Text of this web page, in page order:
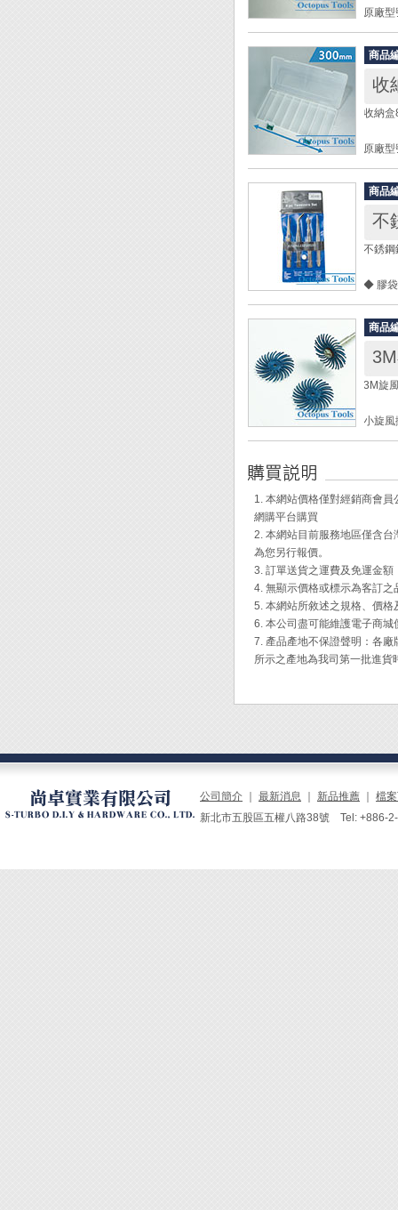
原廠
長 x
材質：
格數
商品
收
收納
原廠
長 x
材質：
格數
商品
不
不銹
◆ 膠
內含
厚度
商品
3M旋
小旋
尺寸
顏色：
方便。
◆ 與鋼
合、
◆ 3M
品質。
◆ 與鋼
◆ 不含
◆ 附
1. 本網站價格僅對經銷商會
網購平台購買
2. 本網站目前服務地區僅含
為您另行報價。
3. 訂單送貨之運費及免運金
4. 無顯示價格或標示為客訂
5. 本網站所敘述之規格、價
6. 本公司盡可能維護電子商
7. 產品產地不保證聲明：各
所示之產地為我司第一批進
公司簡介 最新消息 新品推薦
檔
新北市五股區五權八路38號 Tel: